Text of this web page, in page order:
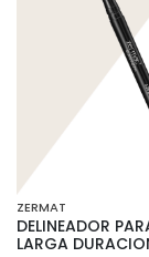
ZERMAT
DELINEADOR
LARGA